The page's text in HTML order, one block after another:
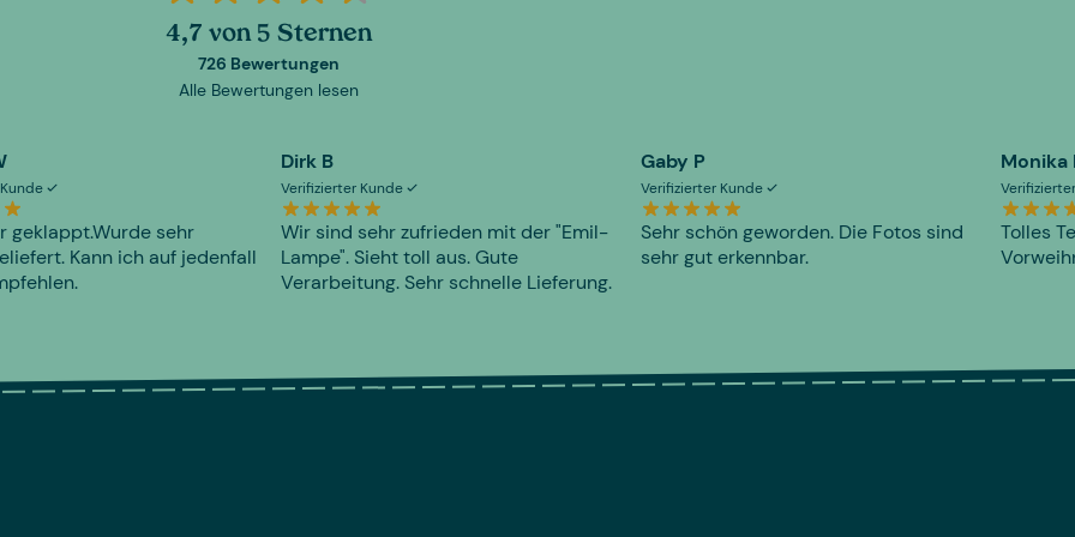
4,7 von 5 Sternen
726 Bewertungen
Alle Bewertungen lesen
geklappt.Wurde sehr
Kann ich auf jedenfall
Dirk B
Verifizierter Kunde
Wir sind sehr zufrieden mit der "Emil-
Lampe". Sieht toll aus. Gute
Verarbeitung. Sehr schnelle Lieferung.
Gaby P
Verifizierter Kunde
Sehr schön geworden. Die Fotos sind
sehr gut erkennbar.
Monika
Tolles